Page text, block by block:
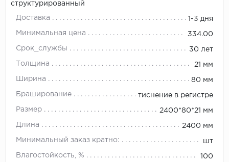
структурированный
Доставка 1-3 дня
Минимальная цена 334.00
Срок_службы 30 лет
Толщина 21 мм
Ширина 80 мм
Браширование тиснение в регистре
Размер 2400*80*21 мм
Длина 2400 мм
Минимальный заказ кратно: шт
Влагостойкость, % 100